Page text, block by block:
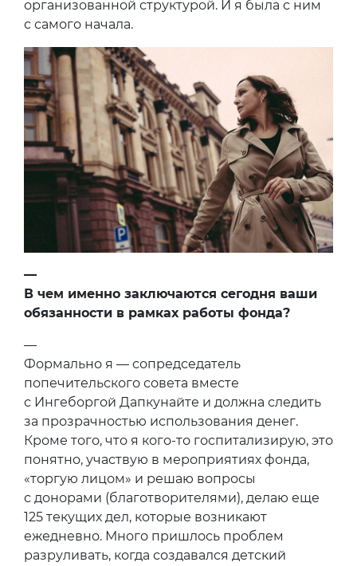
организованной структурой. И я была с ним
с самого начала.
—
В чем именно заключаются сегодня ваши
обязанности в рамках работы фонда?
—
Формально я — сопредседатель
попечительского совета вместе
с Ингеборгой Дапкунайте и должна следить
за прозрачностью использования денег.
Кроме того, что я кого-то госпитализирую, это
понятно, участвую в мероприятиях фонда,
«торгую лицом» и решаю вопросы
с донорами (благотворителями), делаю еще
125 текущих дел, которые возникают
ежедневно. Много пришлось проблем
разруливать, когда создавался детский